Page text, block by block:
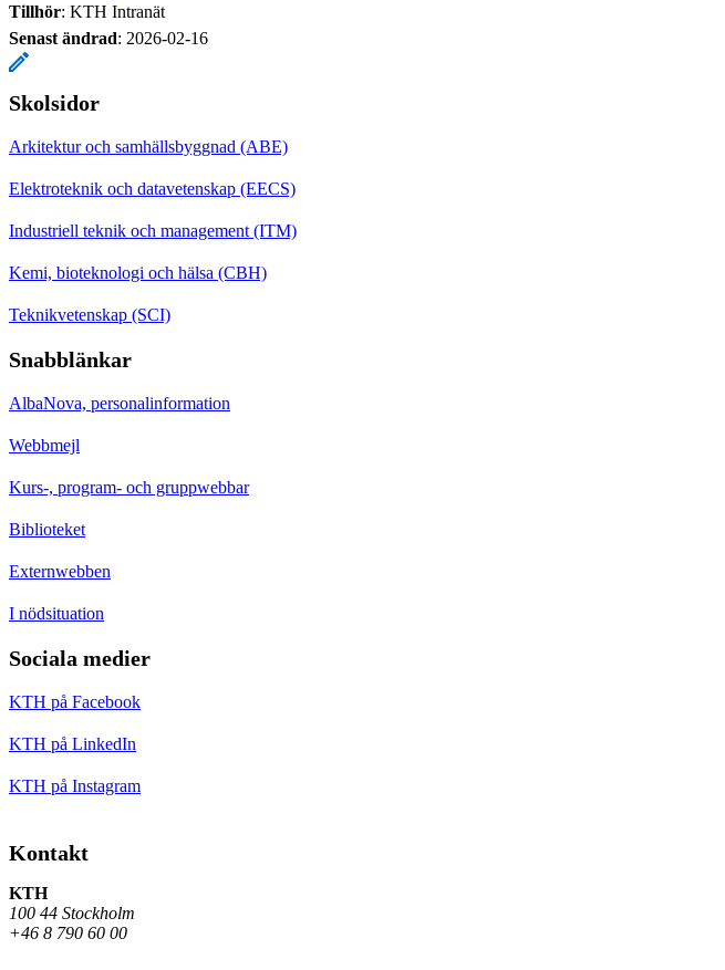
Tillhör: KTH Intranät
Senast ändrad: 2026-02-16
Skolsidor
Arkitektur och samhällsbyggnad (ABE)
Elektroteknik och datavetenskap (EECS)
Industriell teknik och management (ITM)
Kemi, bioteknologi och hälsa (CBH)
Teknikvetenskap (SCI)
Snabblänkar
AlbaNova, personalinformation
Webbmejl
Kurs-, program- och gruppwebbar
Biblioteket
Externwebben
I nödsituation
Sociala medier
KTH på Facebook
KTH på LinkedIn
KTH på Instagram
Kontakt
KTH
100 44 Stockholm
+46 8 790 60 00